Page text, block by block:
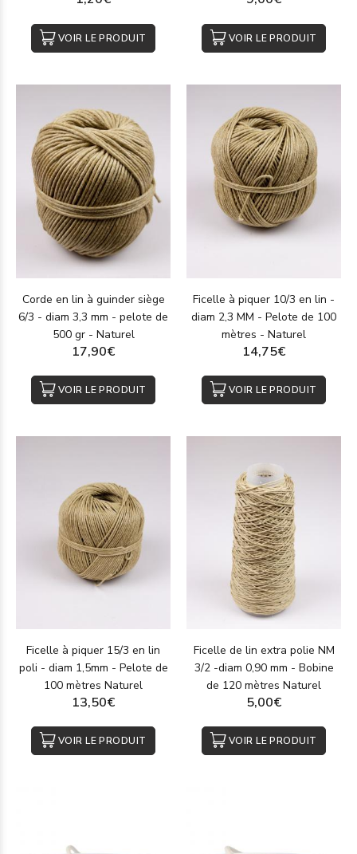
VOIR LE PRODUIT VOIR LE PRODUIT
Corde en lin à guinder siège
6/3 - diam 3,3 mm - pelote de
500 gr - Naturel
17,90€
VOIR LE PRODUIT
Ficelle à piquer 10/3 en lin -
diam 2,3 MM - Pelote de 100
mètres - Naturel
14,75€
VOIR LE PRODUIT
Ficelle à piquer 15/3 en lin
poli - diam 1,5mm - Pelote de
100 mètres Naturel
13,50€
VOIR LE PRODUIT
Ficelle de lin extra polie NM
3/2 -diam 0,90 mm - Bobine
de 120 mètres Naturel
5,00€
VOIR LE PRODUIT